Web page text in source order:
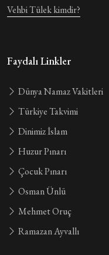
Vehbi Tülek kimdir?
Faydalı Linkler
Dünya Namaz Vakitleri
Türkiye Takvimi
Dinimiz İslam
Huzur Pınarı
Çocuk Pınarı
Osman Ünlü
Mehmet Oruç
Ramazan Ayvallı